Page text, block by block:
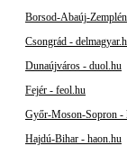
Borsod-Abaúj-
Csongrád -
Dunaújváros - duol.hu
Fejér - feol.hu
Győr-Moson-Sopron -
Hajdú-Bihar - haon.hu